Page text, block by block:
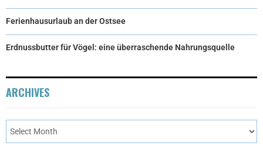
Ferienhausurlaub an der Ostsee
Erdnussbutter für Vögel: eine überraschende Nahrungsquelle
ARCHIVES